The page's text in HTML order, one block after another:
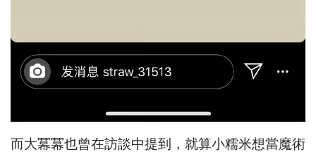
而大冪冪也曾在訪談中提到，就算小糯米想當魔術